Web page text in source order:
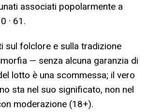
associati popolarmente a
· 61 .
sul folclore e sulla tradizione
— senza alcuna garanzia di
lotto è una scommessa; il vero
sta nel suo significato, non nel
moderazione (18+).